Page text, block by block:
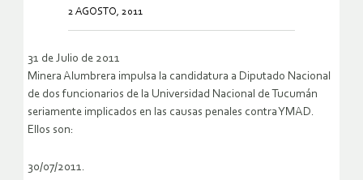
2 AGOSTO, 2011
31 de Julio de 2011
Minera Alumbrera impulsa la candidatura a Diputado Nacional
de dos funcionarios de la Universidad Nacional de Tucumán
seriamente implicados en las causas penales contra YMAD.
Ellos son:
30/07/2011.